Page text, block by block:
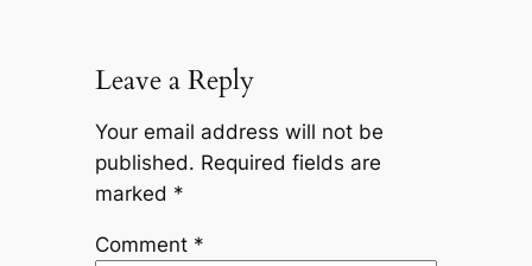
Leave a Reply
Your email address will not be
published. Required fields are
marked *
Comment *